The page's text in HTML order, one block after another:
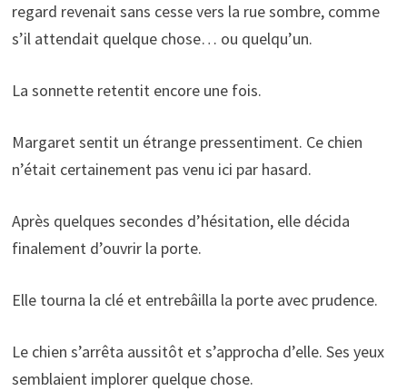
regard revenait sans cesse vers la rue sombre, comme
s’il attendait quelque chose… ou quelqu’un.
La sonnette retentit encore une fois.
Margaret sentit un étrange pressentiment. Ce chien
n’était certainement pas venu ici par hasard.
Après quelques secondes d’hésitation, elle décida
finalement d’ouvrir la porte.
Elle tourna la clé et entrebâilla la porte avec prudence.
Le chien s’arrêta aussitôt et s’approcha d’elle. Ses yeux
semblaient implorer quelque chose.